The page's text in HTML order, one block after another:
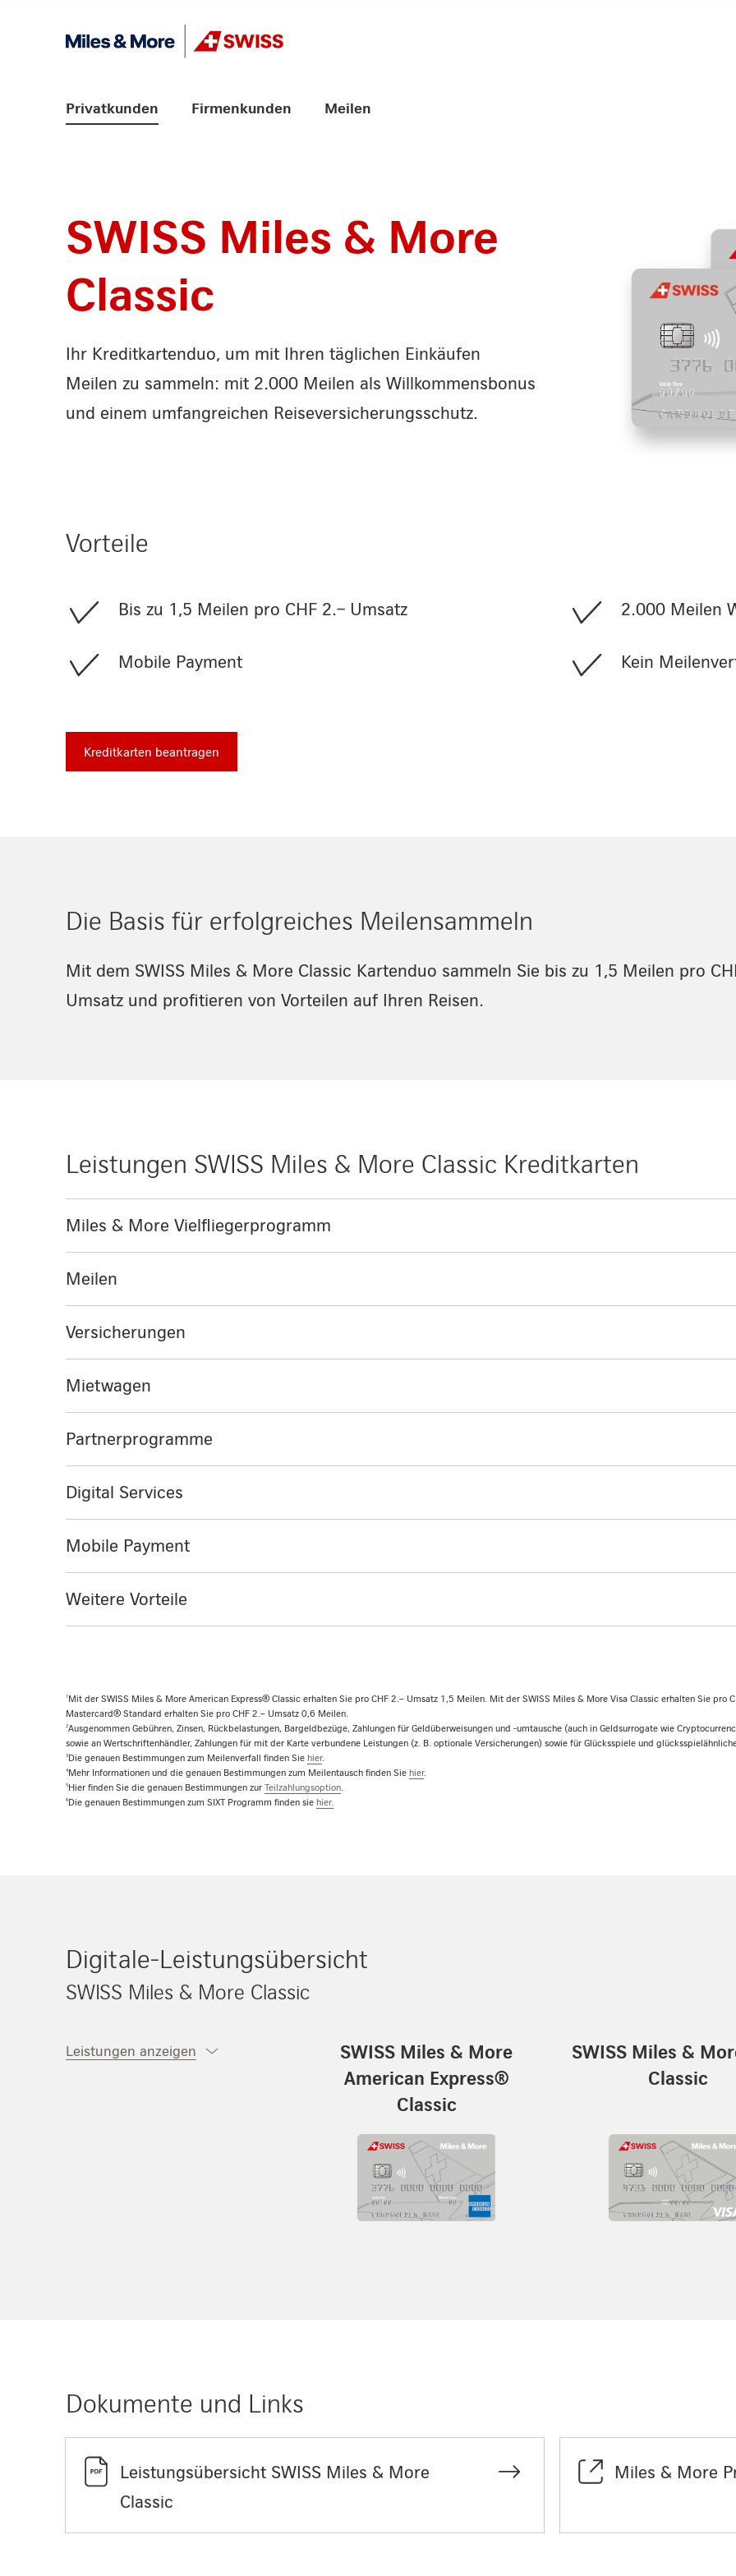
Logo
Privatkunden Firmenkunden Meilen
SWISS Miles & More
Classic
Ihr Kreditkartenduo, um mit Ihren täglichen Einkäufen
Meilen zu sammeln: mit 2.000 Meilen als Willkommensbonus
und einem umfangreichen Reiseversicherungsschutz.
Vorteile
Bis zu 1,5 Meilen pro CHF 2.– Umsatz 2.000 Meilen
Mobile Payment Kein
Kreditkarten beantragen
Die Basis für erfolgreiches Meilensammeln
Mit dem SWISS Miles & More Classic Kartenduo sammeln Sie bis zu 1,5 Meilen pro
Umsatz und profitieren von Vorteilen auf Ihren Reisen.
Leistungen SWISS Miles & More Classic Kreditkarten
Miles & More Vielfliegerprogramm
Meilen
Versicherungen
Mietwagen
Partnerprogramme
Digital Services
Mobile Payment
Weitere Vorteile
1Mit der SWISS Miles & More American Express® Classic erhalten Sie pro CHF 2.– Umsatz 1,5 Meilen. Mit der SWISS Miles & More Visa Classic erhalten Sie pro
Mastercard® Standard erhalten Sie pro CHF 2.– Umsatz 0,6 Meilen.
2Ausgenommen Gebühren, Zinsen, Rückbelastungen, Bargeldbezüge, Zahlungen für Geldüberweisungen und -umtausche (auch in Geldsurrogate wie
sowie an Wertschriftenhändler, Zahlungen für mit der Karte verbundene Leistungen (z. B. optionale Versicherungen) sowie für Glücksspiele und
3Die genauen Bestimmungen zum Meilenverfall finden Sie hier.
4Mehr Informationen und die genauen Bestimmungen zum Meilentausch finden Sie hier.
5Hier finden Sie die genauen Bestimmungen zur Teilzahlungsoption.
6Die genauen Bestimmungen zum SIXT Programm finden sie hier.
Digitale-Leistungsübersicht
SWISS Miles & More Classic
Leistungen anzeigen
SWISS Miles & More
American Express®
Classic
SWISS Miles &
Classic
Dokumente und Links
Leistungsübersicht SWISS Miles & More
Classic
Miles & More